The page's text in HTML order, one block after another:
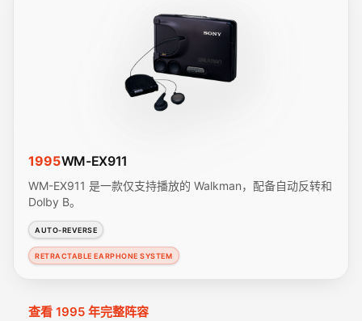
1995WM-EX911
WM-EX911 是一款仅支持播放的 Walkman，配备自动反转和
Dolby B。
AUTO-REVERSE
RETRACTABLE EARPHONE SYSTEM
查看 1995 年完整阵容